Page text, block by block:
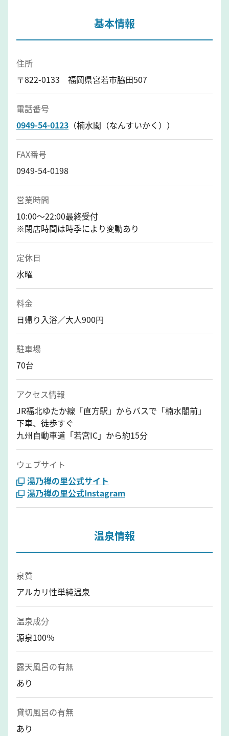
基本情報
住所
〒822-0133 福岡県宮若市脇田507
電話番号
0949-54-0123 （楠水閣（なんすいかく））
FAX番号
0949-54-0198
営業時間
10:00〜22:00最終受付
※閉店時間は時季により変動あり
定休日
水曜
料金
日帰り入浴／大人900円
駐車場
70台
アクセス情報
JR福北ゆたか線「直方駅」からバスで「楠水閣前」
下車、徒歩すぐ
九州自動車道「若宮IC」から約15分
ウェブサイト
湯乃禅の里公式サイト
湯乃禅の里公式Instagram
温泉情報
泉質
アルカリ性単純温泉
温泉成分
源泉100％
露天風呂の有無
あり
貸切風呂の有無
あり